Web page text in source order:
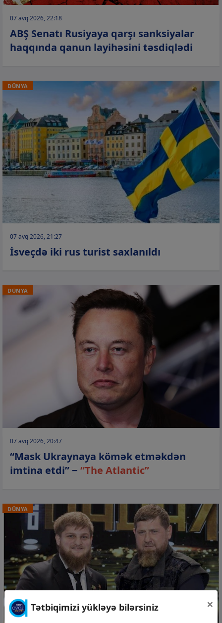
07 avq 2026, 22:18
ABŞ Senatı Rusiyaya qarşı sanksiyalar
haqqında qanun layihəsini təsdiqlədi
DÜNYA
07 avq 2026, 21:27
İsveçdə iki rus turist saxlanıldı
DÜNYA
07 avq 2026, 20:47
“Mask Ukraynaya kömək etməkdən
imtina etdi” − “The Atlantic”
DÜNYA
Tətbiqimizi yükləyə bilərsiniz ×